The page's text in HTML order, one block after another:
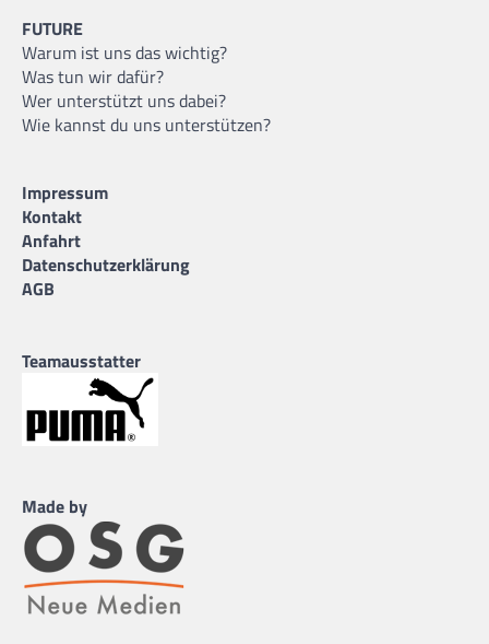
FUTURE
Warum ist uns das wichtig?
Was tun wir dafür?
Wer unterstützt uns dabei?
Wie kannst du uns unterstützen?
Impressum
Kontakt
Anfahrt
Datenschutzerklärung
AGB
Teamausstatter
Made by